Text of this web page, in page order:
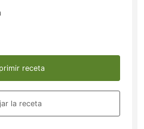
receta
la receta